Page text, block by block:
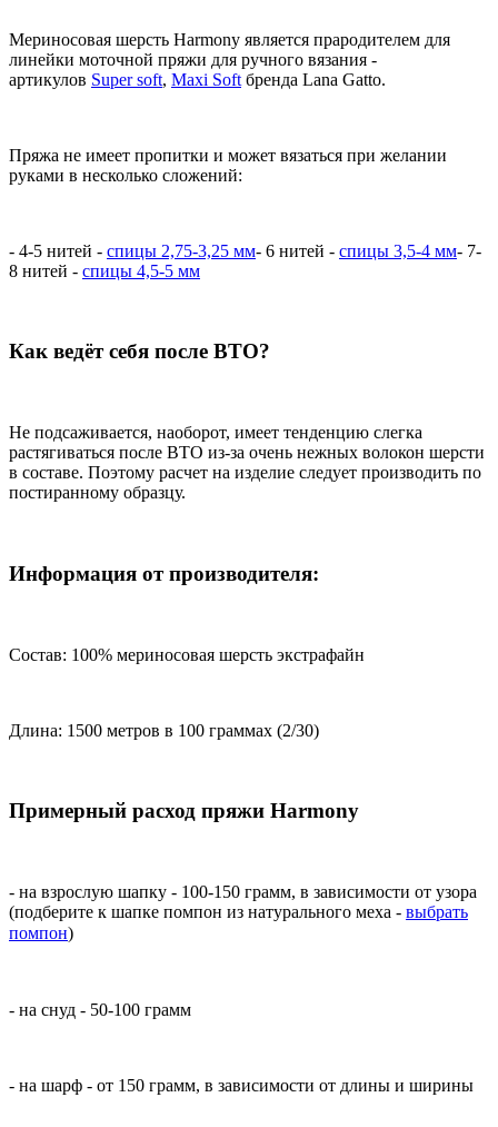
Мериносовая шерсть Harmony является прародителем для
линейки моточной пряжи для ручного вязания -
артикулов Super soft, Maxi Soft бренда Lana Gatto.
Пряжа не имеет пропитки и может вязаться при желании
руками в несколько сложений:
- 4-5 нитей - спицы 2,75-3,25 мм- 6 нитей - спицы 3,5-4 мм- 7-
8 нитей - спицы 4,5-5 мм
Как ведёт себя после ВТО?
Не подсаживается, наоборот, имеет тенденцию слегка
растягиваться после ВТО из-за очень нежных волокон шерсти
в составе. Поэтому расчет на изделие следует производить по
постиранному образцу.
Информация от производителя:
Состав: 100% мериносовая шерсть экстрафайн
Длина: 1500 метров в 100 граммах (2/30)
Примерный расход пряжи Harmony
- на взрослую шапку - 100-150 грамм, в зависимости от узора
(подберите к шапке помпон из натурального меха - выбрать
помпон)⠀
- на снуд - 50-100 грамм ⠀
- на шарф - от 150 грамм, в зависимости от длины и ширины